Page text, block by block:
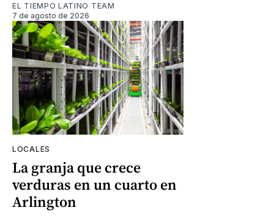
EL TIEMPO LATINO TEAM
7 de agosto de 2026
LOCALES
La granja que crece
verduras en un cuarto en
Arlington